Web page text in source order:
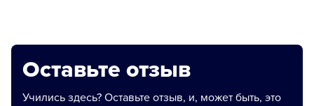
Оставьте отзыв
Учились здесь? Оставьте отзыв, и, может быть, это